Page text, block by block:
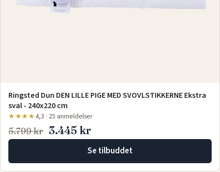
Ringsted Dun DEN LILLE PIGE MED SVOVLSTIKKERNE Ekstra
sval - 240x220 cm
★★★★4,3 · 25 anmeldelser
5.799 kr 3.445 kr
Se tilbuddet